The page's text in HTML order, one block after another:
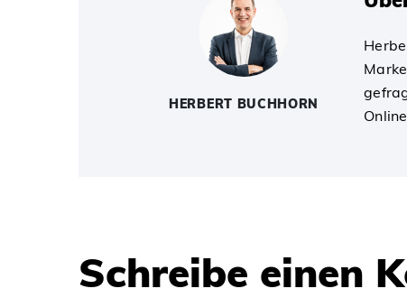
HERBERT BUCHHORN
Schreibe einen